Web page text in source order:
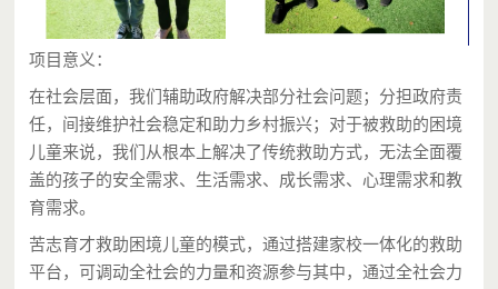
项目意义：
在社会层面，我们辅助政府解决部分社会问题；分担政府责
任，间接维护社会稳定和助力乡村振兴；对于被救助的困境
儿童来说，我们从根本上解决了传统救助方式，无法全面覆
盖的孩子的安全需求、生活需求、成长需求、心理需求和教
育需求。
苦志育才救助困境儿童的模式，通过搭建家校一体化的救助
平台，可调动全社会的力量和资源参与其中，通过全社会力